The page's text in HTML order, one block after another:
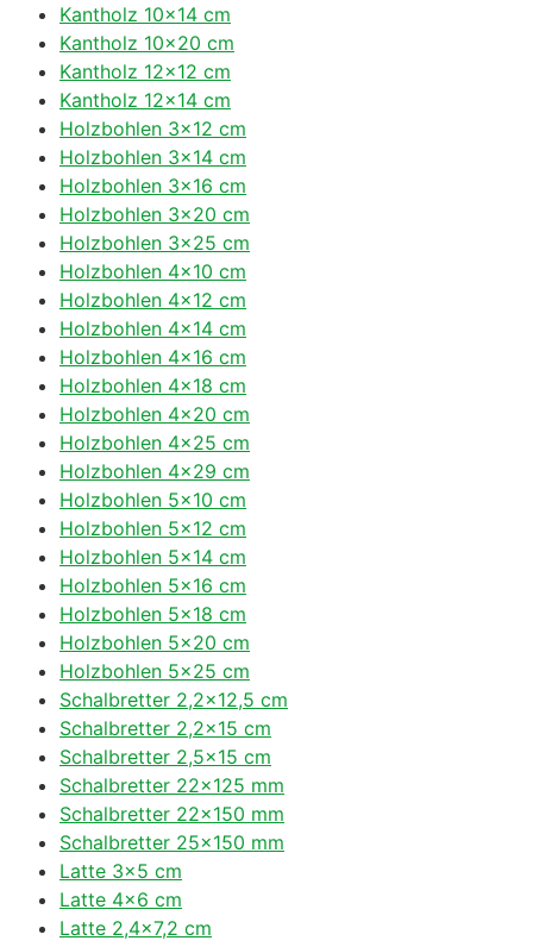
Kantholz 10×14 cm
Kantholz 10×20 cm
Kantholz 12×12 cm
Kantholz 12×14 cm
Holzbohlen 3×12 cm
Holzbohlen 3×14 cm
Holzbohlen 3×16 cm
Holzbohlen 3×20 cm
Holzbohlen 3×25 cm
Holzbohlen 4×10 cm
Holzbohlen 4×12 cm
Holzbohlen 4×14 cm
Holzbohlen 4×16 cm
Holzbohlen 4×18 cm
Holzbohlen 4×20 cm
Holzbohlen 4×25 cm
Holzbohlen 4×29 cm
Holzbohlen 5×10 cm
Holzbohlen 5×12 cm
Holzbohlen 5×14 cm
Holzbohlen 5×16 cm
Holzbohlen 5×18 cm
Holzbohlen 5×20 cm
Holzbohlen 5×25 cm
Schalbretter 2,2×12,5 cm
Schalbretter 2,2×15 cm
Schalbretter 2,5×15 cm
Schalbretter 22×125 mm
Schalbretter 22×150 mm
Schalbretter 25×150 mm
Latte 3×5 cm
Latte 4×6 cm
Latte 2,4×7,2 cm